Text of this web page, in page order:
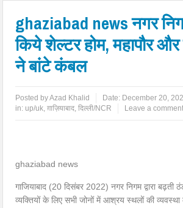
ghaziabad news नगर
किये शेल्टर होम, महापौर
ने बांटे कंबल
Posted byAzad Khalid Date: December 20,
in: up/uk,ग़ाज़ियाबाद,दिल्ली/NCR Leave a comment
ghaziabad news
गाजियाबाद (20 दिसंबर 2022) नगर निगम द्वारा बढ़ती
व्यक्तियों के लिए सभी जोनों में आश्रय स्थलों की